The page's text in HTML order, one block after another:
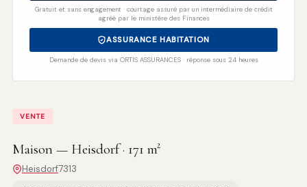
VENTE
Maison — Heisdorf · 171 m²
Heisdorf7313
Gratuit et sans engagement · courtage assuré par un intermédiaire de crédit
agréé par le ministère des Finances
ASSURANCE HABITATION
Demande de devis via ORTIS ASSURANCES · réponse sous 24 heures